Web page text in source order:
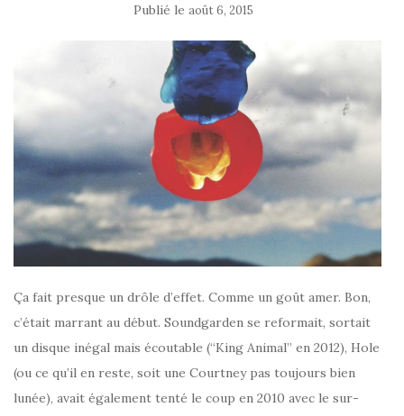
Publié le août 6, 2015
Ça fait presque un drôle d’effet. Comme un goût amer. Bon,
c’était marrant au début. Soundgarden se reformait, sortait
un disque inégal mais écoutable (“King Animal” en 2012), Hole
(ou ce qu’il en reste, soit une Courtney pas toujours bien
lunée), avait également tenté le coup en 2010 avec le sur-